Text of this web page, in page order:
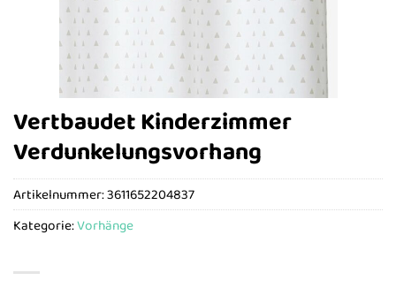
Vertbaudet Kinderzimmer
Verdunkelungsvorhang
Artikelnummer:3611652204837
Kategorie:Vorhänge